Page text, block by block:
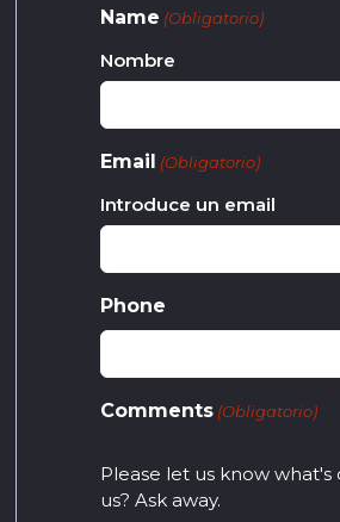
Name (Obligatorio)
Nombre
Email (Obligatorio)
Introduce un email
Phone
Comments (Obligatorio)
Please let us know
us? Ask away.